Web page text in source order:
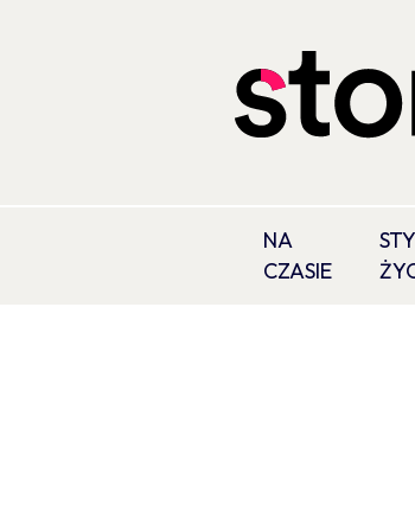
NA
CZASIE